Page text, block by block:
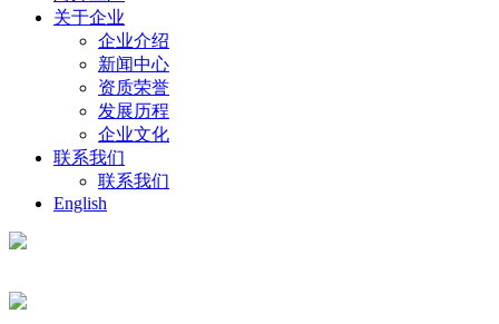
关于企业
企业介绍
新闻中心
资质荣誉
发展历程
企业文化
联系我们
联系我们
English